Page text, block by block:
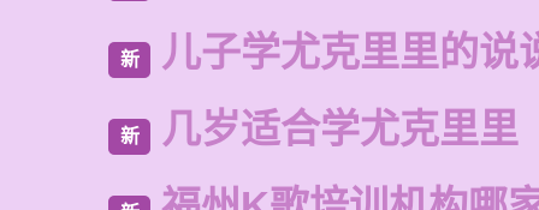
新 儿子学尤克里里的说
新 几岁适合学尤克里里